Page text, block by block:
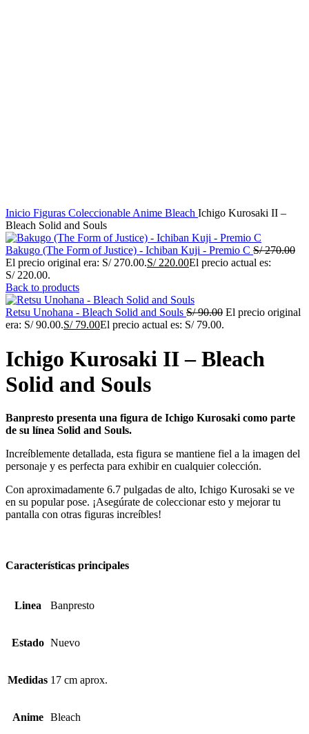
Inicio Figuras Coleccionable Anime Bleach Ichigo Kurosaki II –
Bleach Solid and Souls
Bakugo (The Form of Justice) - Ichiban Kuji - Premio C S/270.00
El precio original era: S/ 270.00.S/220.00El precio actual es:
S/ 220.00.
Back to products
Retsu Unohana - Bleach Solid and Souls S/90.00 El precio original
era: S/ 90.00.S/79.00El precio actual es: S/ 79.00.
Ichigo Kurosaki II – Bleach
Solid and Souls
Banpresto presenta una figura de Ichigo Kurosaki como parte
de su línea Solid and Souls.
Increíblemente detallada, esta figura se mantiene fiel a la imagen del
personaje y es perfecta para exhibir en cualquier colección.
Con aproximadamente 6.7 pulgadas de alto, Ichigo Kurosaki se ve
en su popular pose. ¡Asegúrate de coleccionar esto y mejorar tu
pantalla con otras figuras increíbles!
Características principales
Linea Banpresto
Estado Nuevo
Medidas 17 cm aprox.
Anime Bleach